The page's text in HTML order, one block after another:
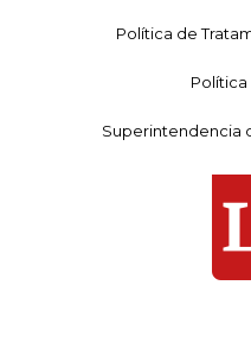
Política de
Superintendencia